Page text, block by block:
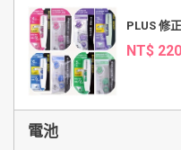
PLUS 修
NT$ 220
電池